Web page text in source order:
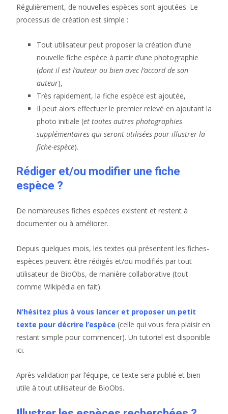
Régulièrement, de nouvelles espèces sont ajoutées. Le
processus de création est simple :
Tout utilisateur peut proposer la création d’une
nouvelle fiche espèce à partir d’une photographie
(dont il est l’auteur ou bien avec l’accord de son
auteur),
Très rapidement, la fiche espèce est ajoutée,
Il peut alors effectuer le premier relevé en ajoutant la
photo initiale (et toutes autres photographies
supplémentaires qui seront utilisées pour illustrer la
fiche-espèce).
Rédiger et/ou modifier une fiche
espèce ?
De nombreuses fiches espèces existent et restent à
documenter ou à améliorer.
Depuis quelques mois, les textes qui présentent les fiches-
espèces peuvent être rédigés et/ou modifiés par tout
utilisateur de BioObs, de manière collaborative (tout
comme Wikipédia en fait).
N’hésitez plus à vous lancer et proposer un petit
texte pour décrire l’espèce (celle qui vous fera plaisir en
restant simple pour commencer). Un tutoriel est disponible
ici.
Après validation par l’équipe, ce texte sera publié et bien
utile à tout utilisateur de BioObs.